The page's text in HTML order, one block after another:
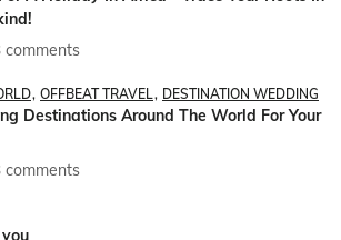
comments
OFFBEAT TRAVEL DESTINATION WEDDING
Destinations Around The World For Your
comments